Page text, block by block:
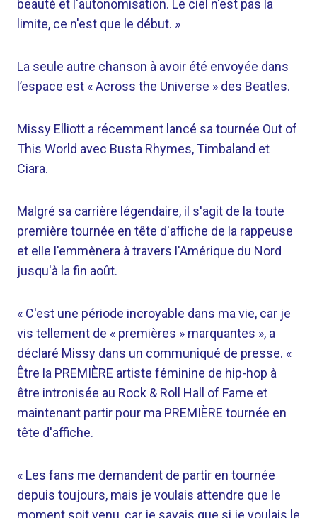
beauté et l'autonomisation. Le ciel n'est pas la
limite, ce n'est que le début. »
La seule autre chanson à avoir été envoyée dans
l’espace est « Across the Universe » des Beatles.
Missy Elliott a récemment lancé sa tournée Out of
This World avec Busta Rhymes, Timbaland et
Ciara.
Malgré sa carrière légendaire, il s'agit de la toute
première tournée en tête d'affiche de la rappeuse
et elle l'emmènera à travers l'Amérique du Nord
jusqu'à la fin août.
« C'est une période incroyable dans ma vie, car je
vis tellement de « premières » marquantes », a
déclaré Missy dans un communiqué de presse. «
Être la PREMIÈRE artiste féminine de hip-hop à
être intronisée au Rock & Roll Hall of Fame et
maintenant partir pour ma PREMIÈRE tournée en
tête d'affiche.
« Les fans me demandent de partir en tournée
depuis toujours, mais je voulais attendre que le
moment soit venu, car je savais que si je voulais le